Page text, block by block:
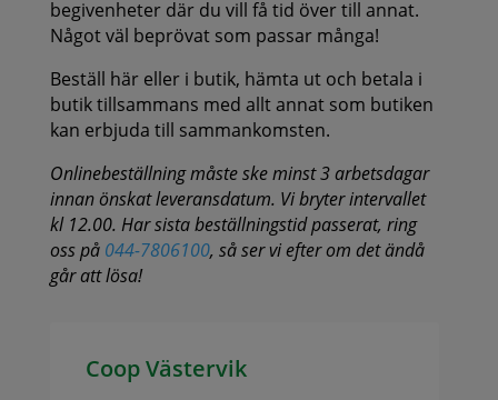
begivenheter där du vill få tid över till annat.
Något väl beprövat som passar många!
Beställ här eller i butik, hämta ut och betala i
butik tillsammans med allt annat som butiken
kan erbjuda till sammankomsten.
Onlinebeställning måste ske minst 3 arbetsdagar
innan önskat leveransdatum. Vi bryter intervallet
kl 12.00. Har sista beställningstid passerat, ring
oss på 044-7806100, så ser vi efter om det ändå
går att lösa!
Coop Västervik